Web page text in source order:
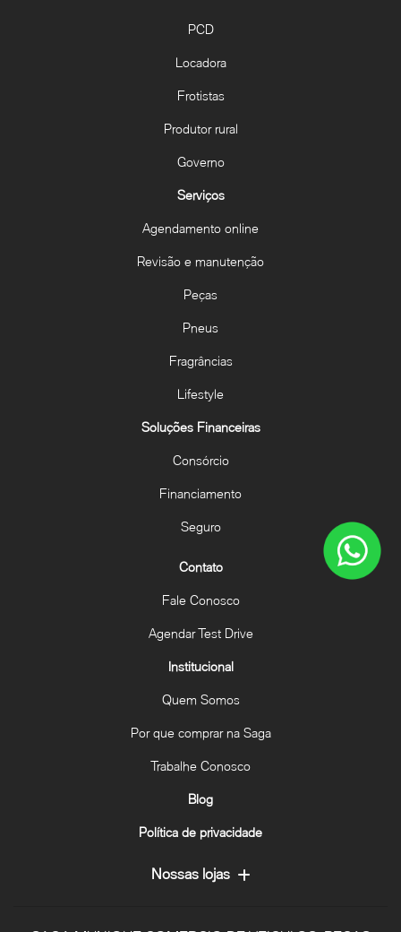
PCD
Locadora
Frotistas
Produtor rural
Governo
Serviços
Agendamento online
Revisão e manutenção
Peças
Pneus
Fragrâncias
Lifestyle
Soluções Financeiras
Consórcio
Financiamento
Seguro
Contato
Fale Conosco
Agendar Test Drive
Institucional
Quem Somos
Por que comprar na Saga
Trabalhe Conosco
Blog
Política de privacidade
Nossas lojas